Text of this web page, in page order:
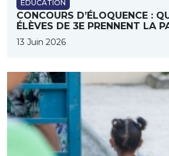
EDUCATION
CONCOURS D’ÉLOQUENCE :
ÉLÈVES DE 3E PRENNENT LA
13 Juin 2026